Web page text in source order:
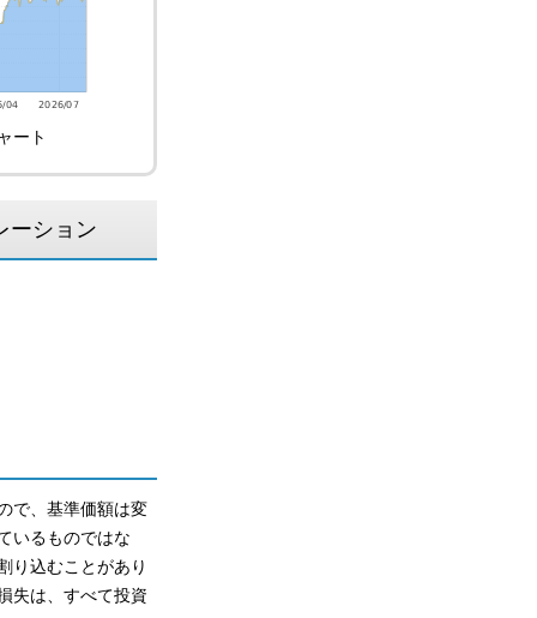
ート
ーション
で、基準価額は変
いるものではな
り込むことがあり
失は、すべて投資